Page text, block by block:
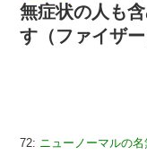
無症状の人も
す（ファイザー
72: ニューノーマルの